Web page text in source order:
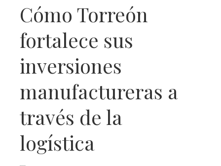
Cómo Torreón
fortalece sus
inversiones
manufactureras a
través de la
logística